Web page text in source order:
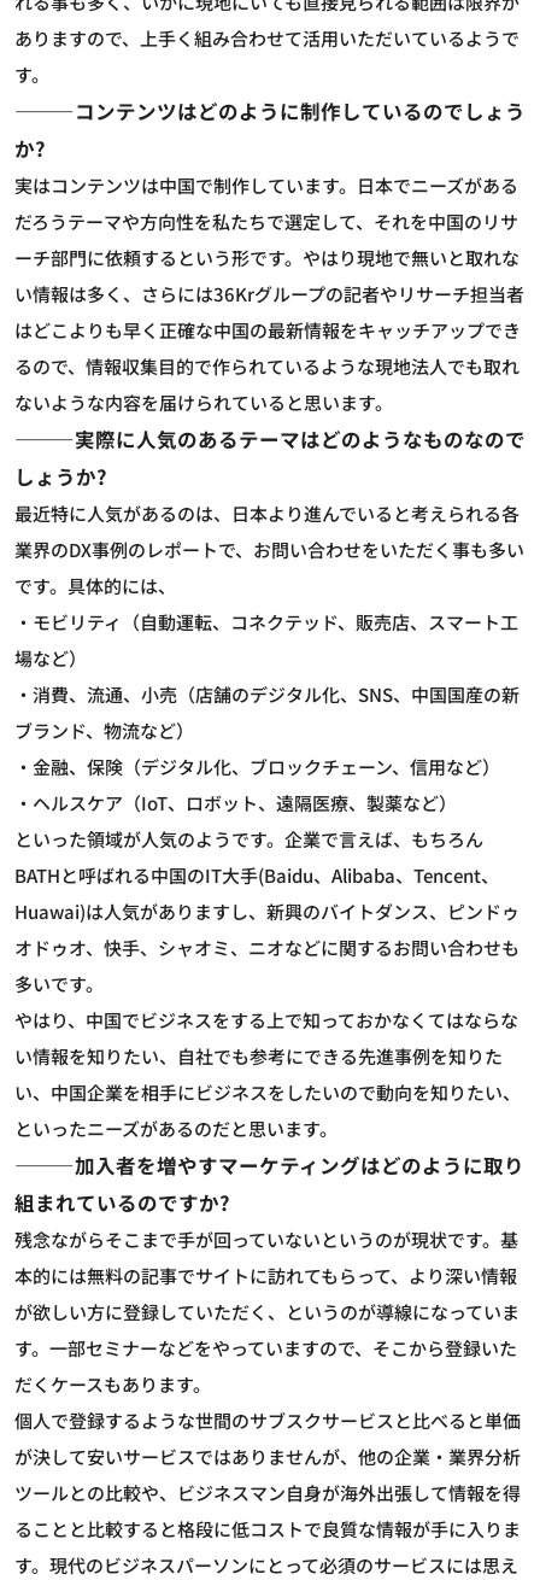
ありますので、上手く組み合わせて活用いただいているようで
す。
―――コンテンツはどのように制作しているのでしょう
か?
実はコンテンツは中国で制作しています。日本でニーズがある
だろうテーマや方向性を私たちで選定して、それを中国のリサ
ーチ部門に依頼するという形です。やはり現地で無いと取れな
い情報は多く、さらには36Krグループの記者やリサーチ担当者
はどこよりも早く正確な中国の最新情報をキャッチアップでき
るので、情報収集目的で作られているような現地法人でも取れ
ないような内容を届けられていると思います。
―――実際に人気のあるテーマはどのようなものなので
しょうか?
最近特に人気があるのは、日本より進んでいると考えられる各
業界のDX事例のレポートで、お問い合わせをいただく事も多い
です。具体的には、
・モビリティ（自動運転、コネクテッド、販売店、スマート工
場など）
・消費、流通、小売（店舗のデジタル化、SNS、中国国産の新
ブランド、物流など）
・金融、保険（デジタル化、ブロックチェーン、信用など）
・ヘルスケア（IoT、ロボット、遠隔医療、製薬など）
といった領域が人気のようです。企業で言えば、もちろん
BATHと呼ばれる中国のIT大手(Baidu、Alibaba、Tencent、
Huawai)は人気がありますし、新興のバイトダンス、ピンドゥ
オドゥオ、快手、シャオミ、ニオなどに関するお問い合わせも
多いです。
やはり、中国でビジネスをする上で知っておかなくてはならな
い情報を知りたい、自社でも参考にできる先進事例を知りた
い、中国企業を相手にビジネスをしたいので動向を知りたい、
といったニーズがあるのだと思います。
―――加入者を増やすマーケティングはどのように取り
組まれているのですか?
残念ながらそこまで手が回っていないというのが現状です。基
本的には無料の記事でサイトに訪れてもらって、より深い情報
が欲しい方に登録していただく、というのが導線になっていま
す。一部セミナーなどをやっていますので、そこから登録いた
だくケースもあります。
個人で登録するような世間のサブスクサービスと比べると単価
が決して安いサービスではありませんが、他の企業・業界分析
ツールとの比較や、ビジネスマン自身が海外出張して情報を得
ることと比較すると格段に低コストで良質な情報が手に入りま
す。現代のビジネスパーソンにとって必須のサービスには思え